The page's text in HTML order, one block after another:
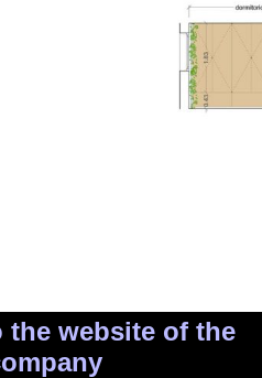
the website of the